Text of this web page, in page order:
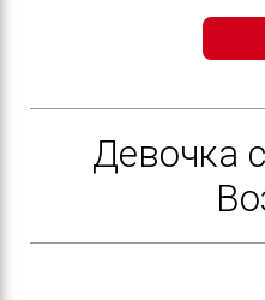
Девочка